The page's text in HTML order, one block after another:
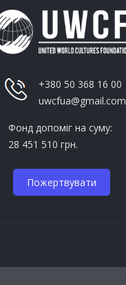
+380 50 368 16 00
uwcfua@gmail.com
Фонд допоміг на суму:
28 451 510 грн.
Пожертвувати